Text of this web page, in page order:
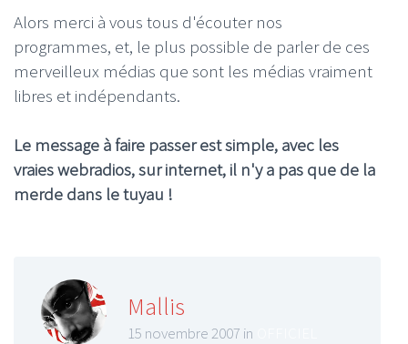
Alors merci à vous tous d'écouter nos
programmes, et, le plus possible de parler de ces
merveilleux médias que sont les médias vraiment
libres et indépendants.
Le message à faire passer est simple, avec les
vraies webradios, sur internet, il n'y a pas que de la
merde dans le tuyau !
Mallis
15 novembre 2007 in